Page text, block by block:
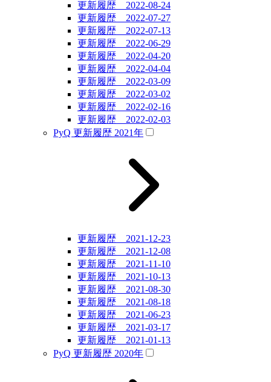
更新履歴 2022-08-24
更新履歴 2022-07-27
更新履歴 2022-07-13
更新履歴 2022-06-29
更新履歴 2022-04-20
更新履歴 2022-04-04
更新履歴 2022-03-09
更新履歴 2022-03-02
更新履歴 2022-02-16
更新履歴 2022-02-03
PyQ 更新履歴 2021年
更新履歴 2021-12-23
更新履歴 2021-12-08
更新履歴 2021-11-10
更新履歴 2021-10-13
更新履歴 2021-08-30
更新履歴 2021-08-18
更新履歴 2021-06-23
更新履歴 2021-03-17
更新履歴 2021-01-13
PyQ 更新履歴 2020年